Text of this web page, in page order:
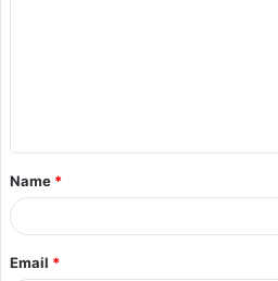
Name *
Email *